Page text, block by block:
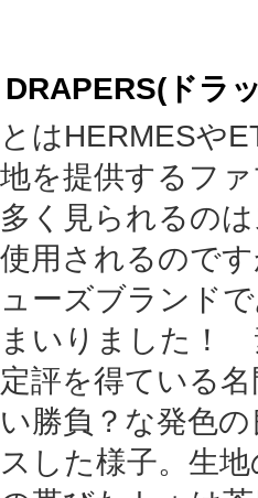
DRAPERS(ドラ
とはHERMESや
地を提供するフ
多く見られるの
使用されるので
ューズブランド
まいりました！
定評を得ている
い勝負？な発色
スした様子。生